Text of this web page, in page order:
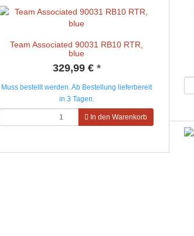
Team Associated 90031 RB10 RTR,
blue
329,99 € *
Muss bestellt werden. Ab Bestellung lieferbereit
in 3 Tagen.
In den Warenkorb